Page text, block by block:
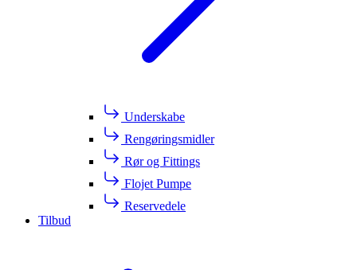
Underskabe
Rengøringsmidler
Rør og Fittings
Flojet Pumpe
Reservedele
Tilbud